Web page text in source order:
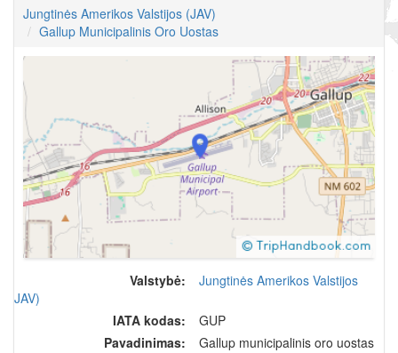
Jungtinės Amerikos Valstijos (JAV)
Gallup Municipalinis Oro Uostas
Valstybė:
Jungtinės Amerikos Valstijos
(JAV)
IATA kodas:
GUP
Pavadinimas:
Gallup municipalinis oro uostas